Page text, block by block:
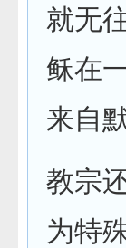
就无
稣在
来自
教宗
为特